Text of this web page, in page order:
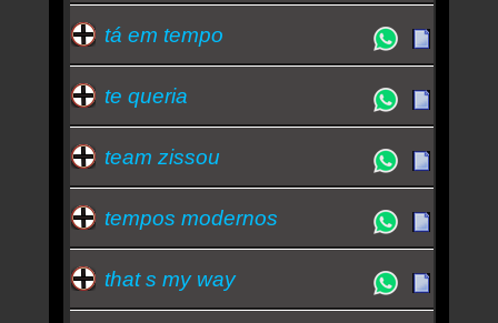
tá em tempo
te queria
team zissou
tempos modernos
that s my way